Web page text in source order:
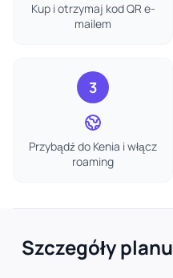
Kup i otrzymaj kod QR e-
mailem
3
Przybądź do Kenia i włącz
roaming
Szczegóły